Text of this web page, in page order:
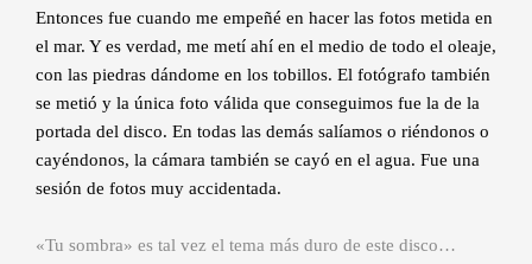
Entonces fue cuando me empeñé en hacer las fotos metida en
el mar. Y es verdad, me metí ahí en el medio de todo el oleaje,
con las piedras dándome en los tobillos. El fotógrafo también
se metió y la única foto válida que conseguimos fue la de la
portada del disco. En todas las demás salíamos o riéndonos o
cayéndonos, la cámara también se cayó en el agua. Fue una
sesión de fotos muy accidentada.
«Tu sombra» es tal vez el tema más duro de este disco…